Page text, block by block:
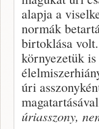
alapja a
normák
birtoklása
környezetük
úri
úriasszony,